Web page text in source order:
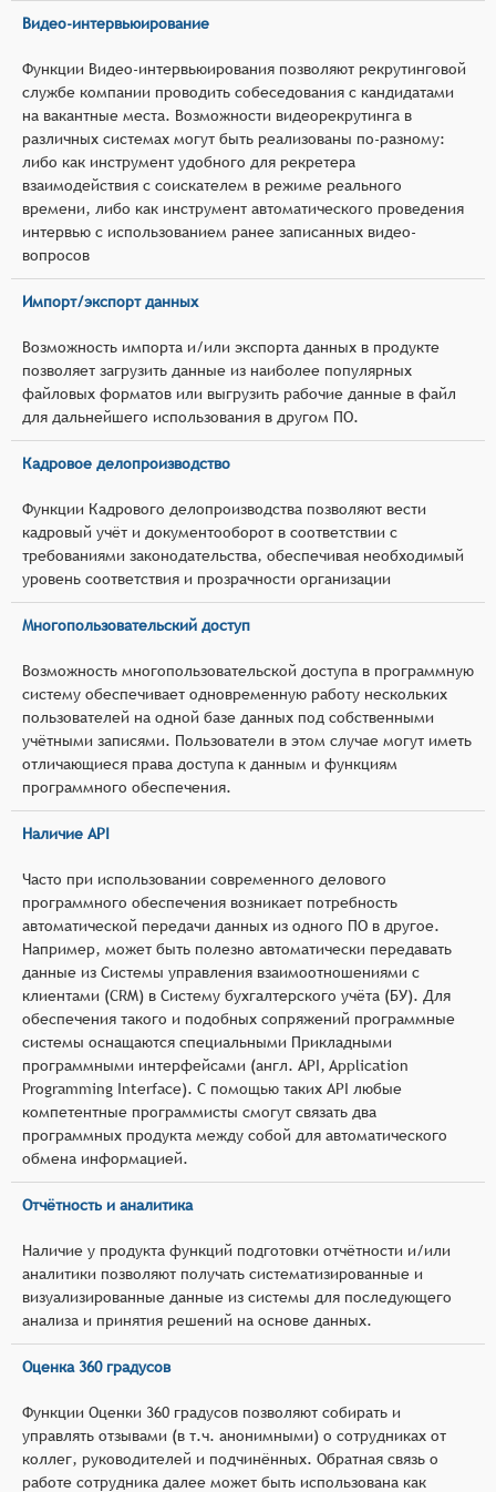
Видео-интервьюирование
Функции Видео-интервьюирования позволяют рекрутинговой
службе компании проводить собеседования с кандидатами
на вакантные места. Возможности видеорекрутинга в
различных системах могут быть реализованы по-разному:
либо как инструмент удобного для рекретера
взаимодействия с соискателем в режиме реального
времени, либо как инструмент автоматического проведения
интервью с использованием ранее записанных видео-
вопросов
Импорт/экспорт данных
Возможность импорта и/или экспорта данных в продукте
позволяет загрузить данные из наиболее популярных
файловых форматов или выгрузить рабочие данные в файл
для дальнейшего использования в другом ПО.
Кадровое делопроизводство
Функции Кадрового делопроизводства позволяют вести
кадровый учёт и документооборот в соответствии с
требованиями законодательства, обеспечивая необходимый
уровень соответствия и прозрачности организации
Многопользовательский доступ
Возможность многопользовательской доступа в программную
систему обеспечивает одновременную работу нескольких
пользователей на одной базе данных под собственными
учётными записями. Пользователи в этом случае могут иметь
отличающиеся права доступа к данным и функциям
программного обеспечения.
Наличие API
Часто при использовании современного делового
программного обеспечения возникает потребность
автоматической передачи данных из одного ПО в другое.
Например, может быть полезно автоматически передавать
данные из Системы управления взаимоотношениями с
клиентами (CRM) в Систему бухгалтерского учёта (БУ). Для
обеспечения такого и подобных сопряжений программные
системы оснащаются специальными Прикладными
программными интерфейсами (англ. API, Application
Programming Interface). С помощью таких API любые
компетентные программисты смогут связать два
программных продукта между собой для автоматического
обмена информацией.
Отчётность и аналитика
Наличие у продукта функций подготовки отчётности и/или
аналитики позволяют получать систематизированные и
визуализированные данные из системы для последующего
анализа и принятия решений на основе данных.
Оценка 360 градусов
Функции Оценки 360 градусов позволяют собирать и
управлять отзывами (в т.ч. анонимными) о сотрудниках от
коллег, руководителей и подчинённых. Обратная связь о
работе сотрудника далее может быть использована как